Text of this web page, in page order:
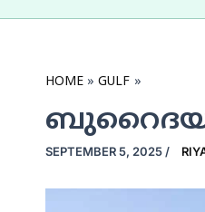
HOME GULF
SEPTEMBER 5, 2025 /